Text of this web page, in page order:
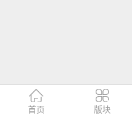

首页

版块